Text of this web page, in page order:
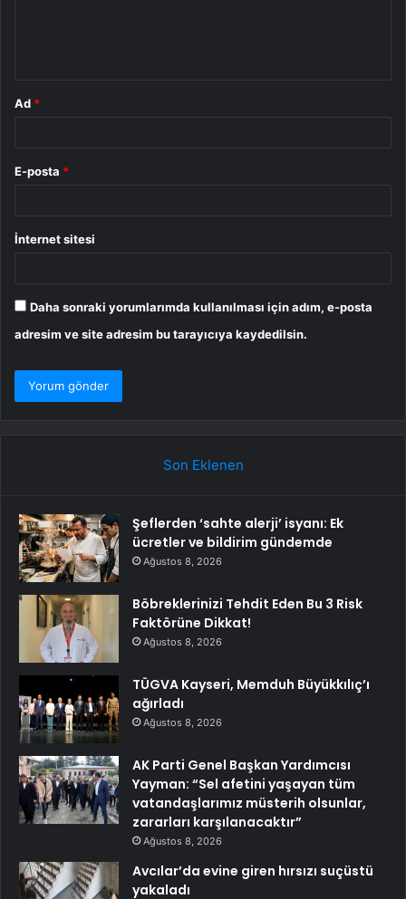
Ad *
E-posta *
İnternet sitesi
Daha sonraki yorumlarımda kullanılması için adım, e-posta
adresim ve site adresim bu tarayıcıya kaydedilsin.
Son Eklenen
Şeflerden ‘sahte alerji’ isyanı: Ek
ücretler ve bildirim gündemde
Ağustos 8, 2026
Böbreklerinizi Tehdit Eden Bu 3 Risk
Faktörüne Dikkat!
Ağustos 8, 2026
TÜGVA Kayseri, Memduh Büyükkılıç’ı
ağırladı
Ağustos 8, 2026
AK Parti Genel Başkan Yardımcısı
Yayman: “Sel afetini yaşayan tüm
vatandaşlarımız müsterih olsunlar,
zararları karşılanacaktır”
Ağustos 8, 2026
Avcılar’da evine giren hırsızı suçüstü
yakaladı